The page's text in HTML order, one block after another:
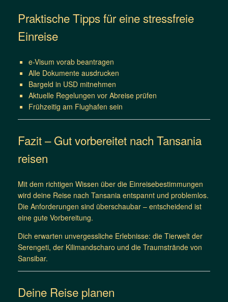
Praktische Tipps für eine stressfreie
Einreise
e-Visum vorab beantragen
Alle Dokumente ausdrucken
Bargeld in USD mitnehmen
Aktuelle Regelungen vor Abreise prüfen
Frühzeitig am Flughafen sein
Fazit – Gut vorbereitet nach Tansania
reisen
Mit dem richtigen Wissen über die Einreisebestimmungen
wird deine Reise nach Tansania entspannt und problemlos.
Die Anforderungen sind überschaubar – entscheidend ist
eine gute Vorbereitung.
Dich erwarten unvergessliche Erlebnisse: die Tierwelt der
Serengeti, der Kilimandscharo und die Traumstrände von
Sansibar.
Deine Reise planen